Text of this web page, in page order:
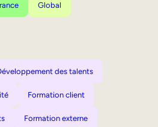
Global
des talents
Formation client
Formation externe